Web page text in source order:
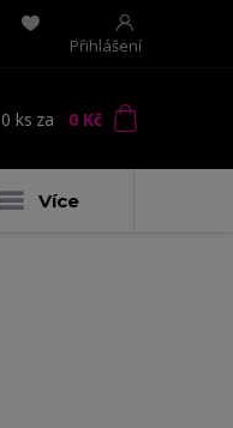
Přihlášení
0 ks za 0 Kč
Více